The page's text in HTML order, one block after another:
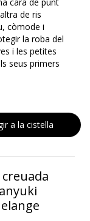
de ris
còmode i
la roba del
i les petites
seus primers
a la cistella